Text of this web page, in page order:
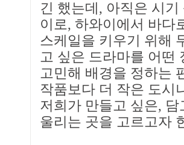
긴 했는데, 아직은 시
이로, 하와이에서 바다
스케일을 키우기 위해
고 싶은 드라마를 어떤
고민해 배경을 정하는
작품보다 더 작은 도시
저희가 만들고 싶은,
울리는 곳을 고르고자